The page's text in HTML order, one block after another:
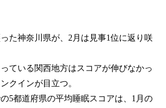
た神奈川県が、2月は見事1位に返り咲
ている関西地方はスコアが伸びなかっ
クインが目立つ。
5都道府県の平均睡眠スコアは、1月の